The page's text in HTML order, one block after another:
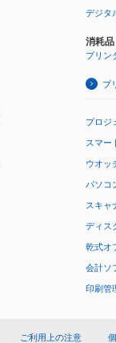
デジタ
消耗品
プリン
プ
プロジ
スマー
ウオッ
パソコ
スキャ
ディス
乾式オ
会計ソ
印刷管
ご利用上の注意